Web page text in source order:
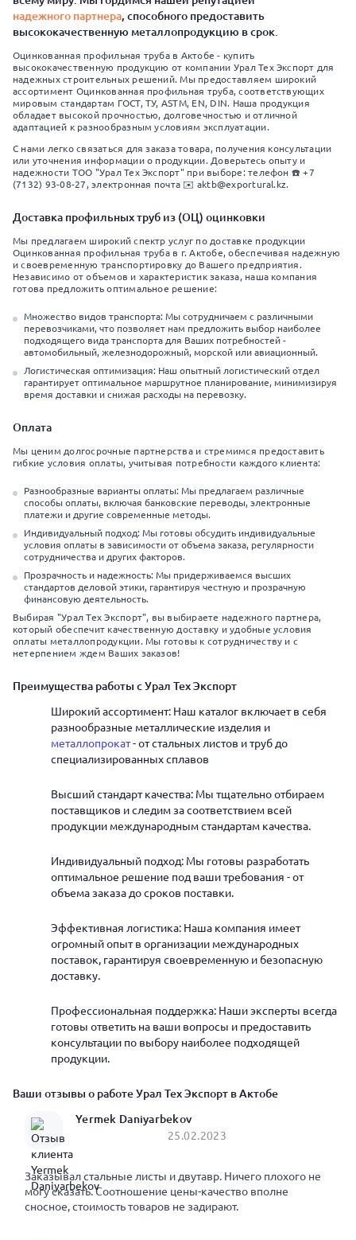
надежного партнера, способного предоставить
высококачественную металлопродукцию в срок.
Оцинкованная профильная труба в Актобе - купить
высококачественную продукцию от компании Урал Тех Экспорт для
надежных строительных решений. Мы предоставляем широкий
ассортимент Оцинкованная профильная труба, соответствующих
мировым стандартам ГОСТ, ТУ, ASTM, EN, DIN. Наша продукция
обладает высокой прочностью, долговечностью и отличной
адаптацией к разнообразным условиям эксплуатации.
С нами легко связаться для заказа товара, получения консультации
или уточнения информации о продукции. Доверьтесь опыту и
надежности ТОО "Урал Тех Экспорт" при выборе: телефон ☎️ +7
(7132) 93-08-27, электронная почта ✉️ aktb@exportural.kz.
Доставка профильных труб из (ОЦ) оцинковки
Мы предлагаем широкий спектр услуг по доставке продукции
Оцинкованная профильная труба в г. Актобе, обеспечивая надежную
и своевременную транспортировку до Вашего предприятия.
Независимо от объемов и характеристик заказа, наша компания
готова предложить оптимальное решение:
Множество видов транспорта: Мы сотрудничаем с различными
перевозчиками, что позволяет нам предложить выбор наиболее
подходящего вида транспорта для Ваших потребностей -
автомобильный, железнодорожный, морской или авиационный.
Логистическая оптимизация: Наш опытный логистический отдел
гарантирует оптимальное маршрутное планирование, минимизируя
время доставки и снижая расходы на перевозку.
Оплата
Мы ценим долгосрочные партнерства и стремимся предоставить
гибкие условия оплаты, учитывая потребности каждого клиента:
Разнообразные варианты оплаты: Мы предлагаем различные
способы оплаты, включая банковские переводы, электронные
платежи и другие современные методы.
Индивидуальный подход: Мы готовы обсудить индивидуальные
условия оплаты в зависимости от объема заказа, регулярности
сотрудничества и других факторов.
Прозрачность и надежность: Мы придерживаемся высших
стандартов деловой этики, гарантируя честную и прозрачную
финансовую деятельность.
Выбирая "Урал Тех Экспорт", вы выбираете надежного партнера,
который обеспечит качественную доставку и удобные условия
оплаты металлопродукции. Мы готовы к сотрудничеству и с
нетерпением ждем Ваших заказов!
Преимущества работы с Урал Тех Экспорт
Широкий ассортимент: Наш каталог включает в себя
разнообразные металлические изделия и
металлопрокат- от стальных листов и труб до
специализированных сплавов
Высший стандарт качества: Мы тщательно отбираем
поставщиков и следим за соответствием всей
продукции международным стандартам качества.
Индивидуальный подход: Мы готовы разработать
оптимальное решение под ваши требования - от
объема заказа до сроков поставки.
Эффективная логистика: Наша компания имеет
огромный опыт в организации международных
поставок, гарантируя своевременную и безопасную
доставку.
Профессиональная поддержка: Наши эксперты всегда
готовы ответить на ваши вопросы и предоставить
консультации по выбору наиболее подходящей
продукции.
Ваши отзывы о работе Урал Тех Экспорт в Актобе
Yermek Daniyarbekov
25.02.2023
Заказывал стальные листы и двутавр. Ничего плохого не
могу сказать. Соотношение цены-качество вполне
сносное, стоимость товаров не задирают.